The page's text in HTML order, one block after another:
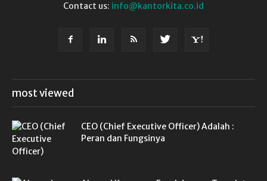
Contact us: info@kantorkita.co.id
most viewed
CEO (Chief Executive Officer) Adalah :
Peran dan Fungsinya